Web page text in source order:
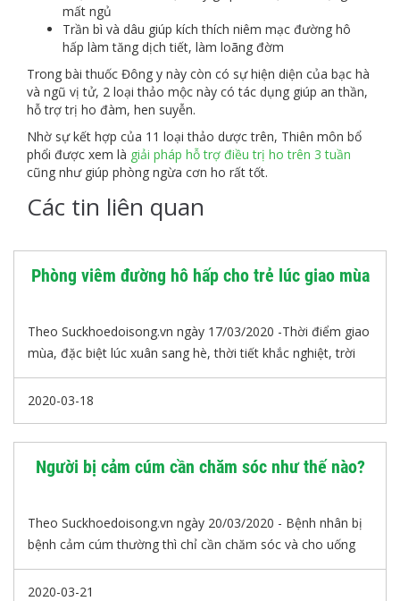
mất ngủ
Trần bì và dâu giúp kích thích niêm mạc đường hô
hấp làm tăng dịch tiết, làm loãng đờm
Trong bài thuốc Đông y này còn có sự hiện diện của bạc hà
và ngũ vị tử, 2 loại thảo mộc này có tác dụng giúp an thần,
hỗ trợ trị ho đàm, hen suyễn.
Nhờ sự kết hợp của 11 loại thảo dược trên, Thiên môn bổ
phổi được xem là giải pháp hỗ trợ điều trị ho trên 3 tuần
cũng như giúp phòng ngừa cơn ho rất tốt.
Các tin liên quan
Phòng viêm đường hô hấp cho trẻ lúc giao mùa
Theo Suckhoedoisong.vn ngày 17/03/2020 -Thời điểm giao
mùa, đặc biệt lúc xuân sang hè, thời tiết khắc nghiệt, trời
trở nóng lạnh thất thường, độ ẩm trong không khí giảm
thấp là điều kiện lý tưởng cho các loại vi khuẩn gây bệnh hô
phòng và điều trị viêm đường hô hấp cho trẻ.
2020-03-18
Người bị cảm cúm cần chăm sóc như thế nào?
Theo Suckhoedoisong.vn ngày 20/03/2020 - Bệnh nhân bị
bệnh cảm cúm thường thì chỉ cần chăm sóc và cho uống
thuốc đầy đủ, đúng liều, đúng loại theo chỉ dẫn của bác sĩ
từ 3-5 ngày các triệu chứng sẽ thuyên giảm dần và khỏi
2020-03-21